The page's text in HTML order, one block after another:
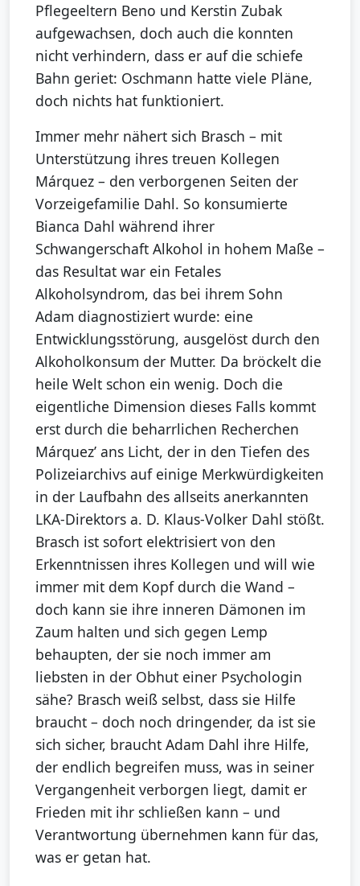
Pflegeeltern Beno und Kerstin Zubak
aufgewachsen, doch auch die konnten
nicht verhindern, dass er auf die schiefe
Bahn geriet: Oschmann hatte viele Pläne,
doch nichts hat funktioniert.
Immer mehr nähert sich Brasch – mit
Unterstützung ihres treuen Kollegen
Márquez – den verborgenen Seiten der
Vorzeigefamilie Dahl. So konsumierte
Bianca Dahl während ihrer
Schwangerschaft Alkohol in hohem Maße –
das Resultat war ein Fetales
Alkoholsyndrom, das bei ihrem Sohn
Adam diagnostiziert wurde: eine
Entwicklungsstörung, ausgelöst durch den
Alkoholkonsum der Mutter. Da bröckelt die
heile Welt schon ein wenig. Doch die
eigentliche Dimension dieses Falls kommt
erst durch die beharrlichen Recherchen
Márquez’ ans Licht, der in den Tiefen des
Polizeiarchivs auf einige Merkwürdigkeiten
in der Laufbahn des allseits anerkannten
LKA-Direktors a. D. Klaus-Volker Dahl stößt.
Brasch ist sofort elektrisiert von den
Erkenntnissen ihres Kollegen und will wie
immer mit dem Kopf durch die Wand –
doch kann sie ihre inneren Dämonen im
Zaum halten und sich gegen Lemp
behaupten, der sie noch immer am
liebsten in der Obhut einer Psychologin
sähe? Brasch weiß selbst, dass sie Hilfe
braucht – doch noch dringender, da ist sie
sich sicher, braucht Adam Dahl ihre Hilfe,
der endlich begreifen muss, was in seiner
Vergangenheit verborgen liegt, damit er
Frieden mit ihr schließen kann – und
Verantwortung übernehmen kann für das,
was er getan hat.